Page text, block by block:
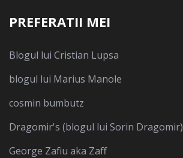
PREFERATII MEI
Blogul lui Cristian Lupsa
blogul lui Marius Manole
cosmin bumbutz
Dragomir's (blogul lui Sorin Dragomir)
George Zafiu aka Zaff